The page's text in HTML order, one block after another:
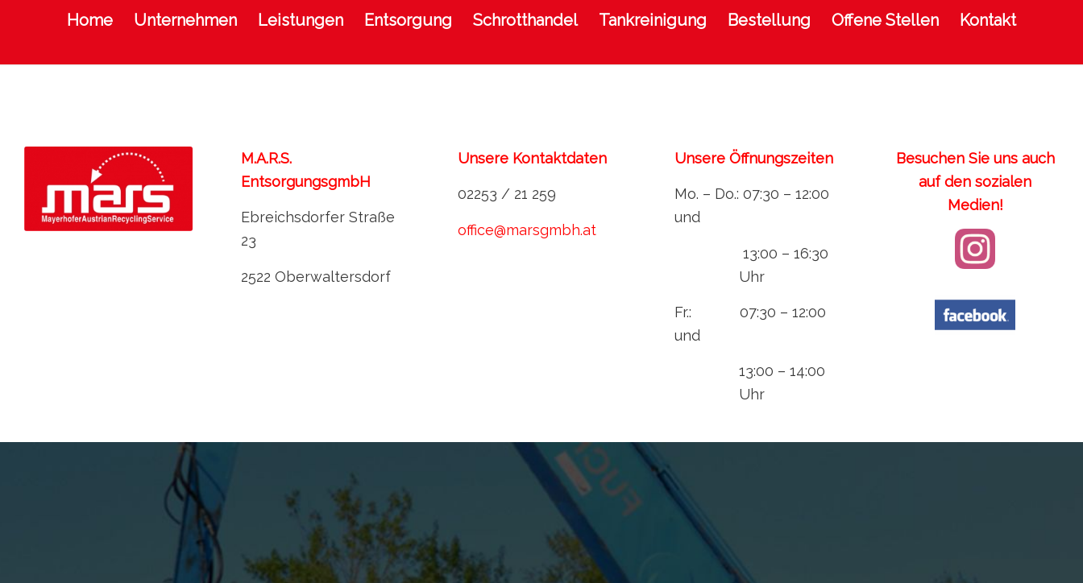
Home Unternehmen Leistungen Entsorgung Schrotthandel Tankreinigung Bestellung Offene Stellen Kontakt
M.A.R.S.
EntsorgungsgmbH
Ebreichsdorfer Straße
23
2522 Oberwaltersdorf
Unsere Kontaktdaten
02253 / 21 259
office@marsgmbh.at
Unsere Öffnungszeiten
Mo. – Do.: 07:30 – 12:00
und
13:00 – 16:30
Uhr
Fr.: 07:30 – 12:00
und
13:00 – 14:00
Uhr
Besuchen Sie uns auch
auf den sozialen
Medien!